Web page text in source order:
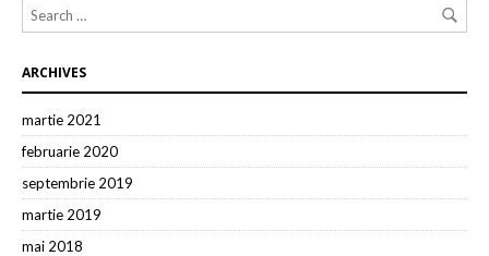
ARCHIVES
martie 2021
februarie 2020
septembrie 2019
martie 2019
mai 2018